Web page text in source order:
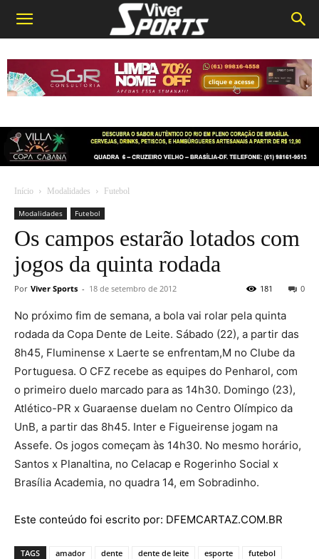
Início Modalidades Futebol
Modalidades Futebol
Os campos estarão lotados com
jogos da quinta rodada
Por Viver Sports - 18 de setembro de 2012 0
181
No próximo fim de semana, a bola vai rolar pela quinta
rodada da Copa Dente de Leite. Sábado (22), a partir das
8h45, Fluminense x Laerte se enfrentam,M no Clube da
Portuguesa. O CFZ recebe as equipes do Penharol, com
o primeiro duelo marcado para as 14h30. Domingo (23),
Atlético-PR x Guaraense duelam no Centro Olímpico da
UnB, a partir das 8h45. Inter e Figueirense jogam na
Assefe. Os jogos começam às 14h30. No mesmo horário,
Santos x Planaltina, no Celacap e Rogerinho Social x
Brasília Academia, no quadra 14, em Sobradinho.
Este conteúdo foi escrito por: DFEMCARTAZ.COM.BR
TAGS amador dente dente de leite esporte
futebol